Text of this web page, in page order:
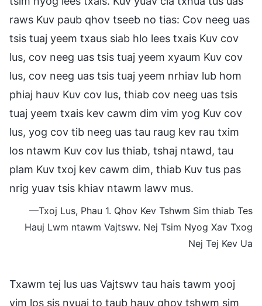
raws Kuv paub qhov tseeb no tias: Cov neeg uas
tsis tuaj yeem txaus siab hlo lees txais Kuv cov
lus, cov neeg uas tsis tuaj yeem xyaum Kuv cov
lus, cov neeg uas tsis tuaj yeem nrhiav lub hom
phiaj hauv Kuv cov lus, thiab cov neeg uas tsis
tuaj yeem txais kev cawm dim vim yog Kuv cov
lus, yog cov tib neeg uas tau raug kev rau txim
los ntawm Kuv cov lus thiab, tshaj ntawd, tau
plam Kuv txoj kev cawm dim, thiab Kuv tus pas
nrig yuav tsis khiav ntawm lawv mus.
—Txoj Lus, Phau 1. Qhov Kev Tshwm Sim thiab Tes
Hauj Lwm ntawm Vajtswv. Nej Tsim Nyog Xav Txog
Nej Tej Kev Ua
Txawm tej lus uas Vajtswv tau hais tawm yooj
yim los sis nyuaj to taub hauv qhov tshwm sim